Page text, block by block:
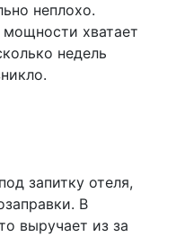
неплохо.
хватает
недель
запитку отеля,
В
выручает из за